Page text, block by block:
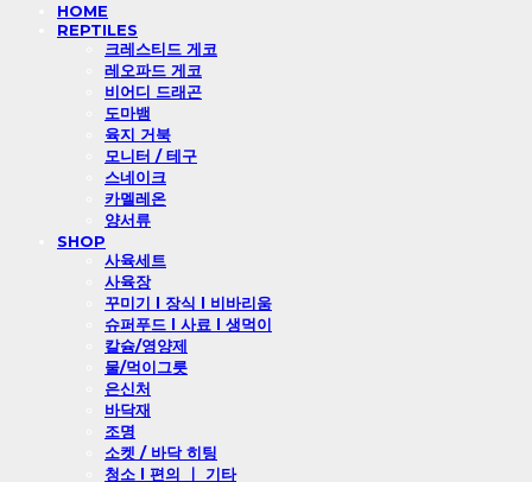
HOME
REPTILES
크레스티드 게코
레오파드 게코
비어디 드래곤
도마뱀
육지 거북
모니터 / 테구
스네이크
카멜레온
양서류
SHOP
사육세트
사육장
꾸미기 l 장식 l 비바리움
슈퍼푸드 l 사료 l 생먹이
칼슘/영양제
물/먹이그릇
은신처
바닥재
조명
소켓 / 바닥 히팅
청소 l 편의 ㅣ 기타